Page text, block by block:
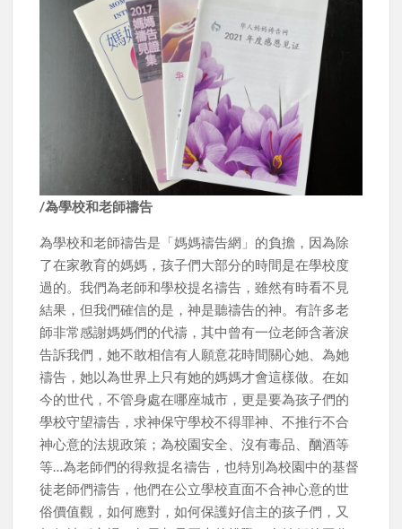
/為學校和老師禱告
為學校和老師禱告是「媽媽禱告網」的負擔，因為除
了在家教育的媽媽，孩子們大部分的時間是在學校度
過的。我們為老師和學校提名禱告，雖然有時看不見
結果，但我們確信的是，神是聽禱告的神。有許多老
師非常感謝媽媽們的代禱，其中曾有一位老師含著淚
告訴我們，她不敢相信有人願意花時間關心她、為她
禱告，她以為世界上只有她的媽媽才會這樣做。在如
今的世代，不管身處在哪座城市，更是要為孩子們的
學校守望禱告，求神保守學校不得罪神、不推行不合
神心意的法規政策；為校園安全、沒有毒品、酗酒等
等…為老師們的得救提名禱告，也特別為校園中的基督
徒老師們禱告，他們在公立學校直面不合神心意的世
俗價值觀，如何應對，如何保護好信主的孩子們，又